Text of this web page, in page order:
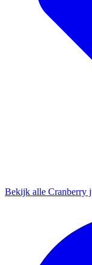
Bekijk alle Cranberry